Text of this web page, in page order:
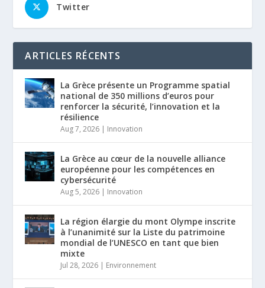
Twitter
ARTICLES RÉCENTS
La Grèce présente un Programme spatial
national de 350 millions d’euros pour
renforcer la sécurité, l’innovation et la
résilience
Aug 7, 2026 | Innovation
La Grèce au cœur de la nouvelle alliance
européenne pour les compétences en
cybersécurité
Aug 5, 2026 | Innovation
La région élargie du mont Olympe inscrite
à l’unanimité sur la Liste du patrimoine
mondial de l’UNESCO en tant que bien
mixte
Jul 28, 2026 | Environnement